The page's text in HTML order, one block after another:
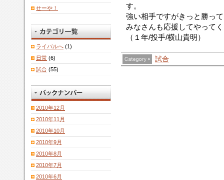
す。
強い相手ですがきっと勝っ
みなさんも応援してやって
（１年/投手/横山貴明）
試合
せーや！
ライバルへ (1)
日常 (6)
試合 (55)
2010年12月
2010年11月
2010年10月
2010年9月
2010年8月
2010年7月
2010年6月